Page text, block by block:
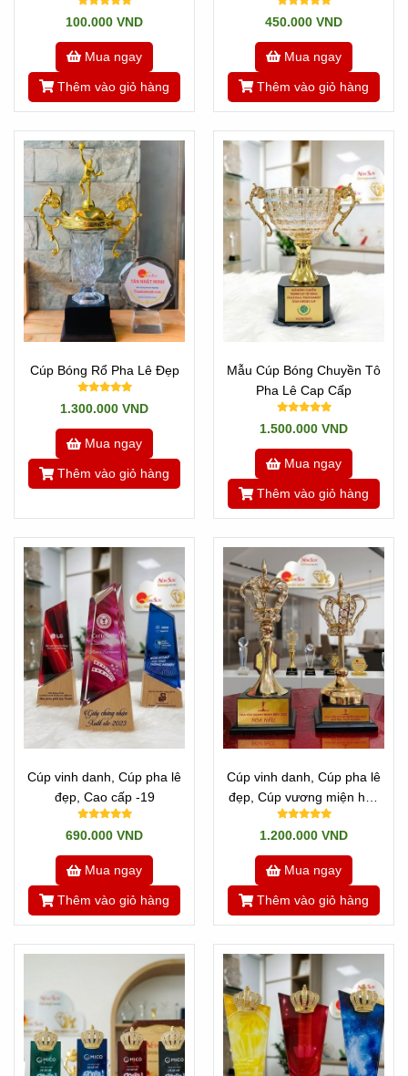
Nhật Minh
100.000 VND
Mua ngay
Thêm vào giỏ hàng
450.000 VND
Mua ngay
Thêm vào giỏ hàng
Cúp Bóng Rổ Pha Lê Đẹp
1.300.000 VND
Mua ngay
Thêm vào giỏ hàng
Mẫu Cúp Bóng Chuyền Tô
Pha Lê Cap Cấp
1.500.000 VND
Mua ngay
Thêm vào giỏ hàng
Cúp vinh danh, Cúp pha lê
đẹp, Cao cấp -19
690.000 VND
Mua ngay
Thêm vào giỏ hàng
Cúp vinh danh, Cúp pha lê
đẹp, Cúp vương miện hoa
hậu, Cúp ca sĩ
1.200.000 VND
Mua ngay
Thêm vào giỏ hàng